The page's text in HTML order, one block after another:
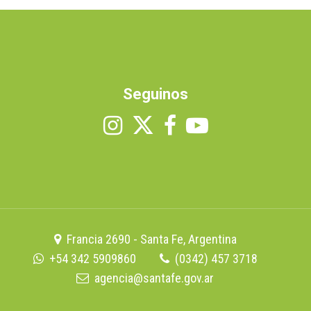
Seguinos
Francia 2690 - Santa Fe, Argentina
+54 342 5909860
(0342) 457 3718
agencia@santafe.gov.ar